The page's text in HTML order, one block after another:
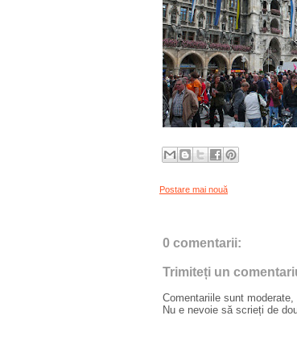
Postare mai nouă
0 comentarii:
Trimiteți un
Comentariile sunt
Nu e nevoie să scrieți de